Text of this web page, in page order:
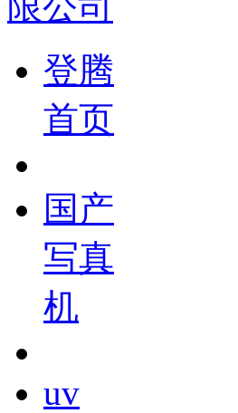
登腾
首页
国产
写真
机
uv